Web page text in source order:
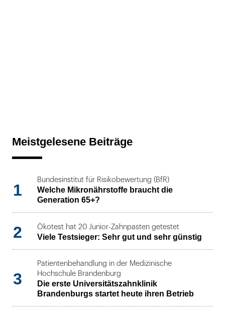
Meistgelesene Beiträge
1
Bundesinstitut für Risikobewertung (BfR)
Welche Mikronährstoffe braucht die
Generation 65+?
2 Ökotest hat 20 Junior-Zahnpasten getestet
Viele Testsieger: Sehr gut und sehr günstig
3
Patientenbehandlung in der Medizinische
Hochschule Brandenburg
Die erste Universitätszahnklinik
Brandenburgs startet heute ihren Betrieb